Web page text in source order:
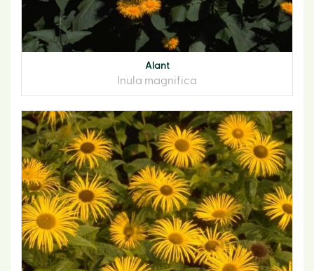
Alant
Inula magnifica